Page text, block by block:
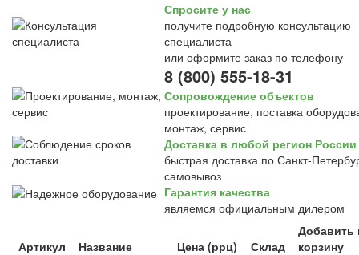
Спросите у нас
получите подробную консультацию
специалиста
или оформите заказ по телефону
8 (800) 555-18-31
Сопровождение объектов
проектирование, поставка
монтаж, сервис
Доставка в любой регион России
быстрая доставка по Санкт-
самовывоз
Гарантия качества
являемся официальным дилером
Артикул Название Цена (ррц) Склад
Добавить
корзину